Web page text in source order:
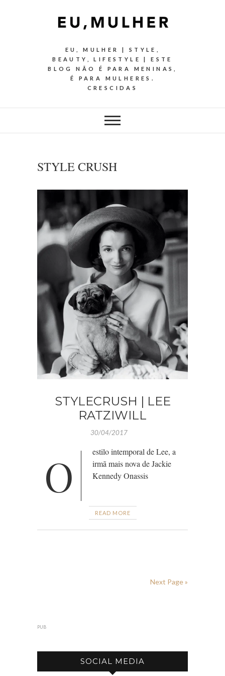
EU, MULHER | STYLE,
BEAUTY, LIFESTYLE | ESTE
BLOG NÃO É PARA MENINAS,
É PARA MULHERES.
CRESCIDAS
STYLE CRUSH
STYLECRUSH | LEE
RATZIWILL
30/04/2017
O
estilo intemporal de Lee, a
irmã mais nova de Jackie
Kennedy Onassis
READ MORE
Next Page »
PUB
SOCIAL MEDIA